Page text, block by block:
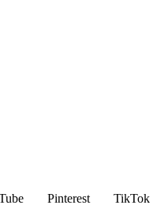
Pinterest TikTok